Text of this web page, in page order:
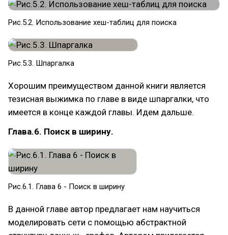
Рис.5.2. Использование хеш-таблиц для поиска
Рис.5.3. Шпаргалка
Хорошим преимуществом данной книги является
тезисная выжимка по главе в виде шпаргалки, что
имеется в конце каждой главы. Идем дальше.
Глава.6. Поиск в ширину.
Рис.6.1. Глава 6 - Поиск в ширину
В данной главе автор предлагает нам научиться
моделировать сети с помощью абстрактной